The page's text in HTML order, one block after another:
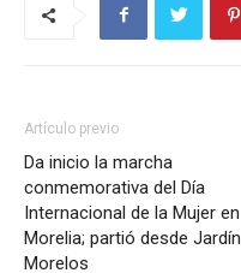
Artículo previo
Da inicio la marcha
conmemorativa del Día
Internacional de la Mujer en
Morelia; partió desde Jardín
Morelos